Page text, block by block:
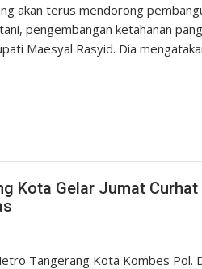
akan terus mendorong
pengembangan ketahanan
Maesyal Rasyid. Dia
Kota Gelar Jumat
Tangerang Kota Kombes Pol.